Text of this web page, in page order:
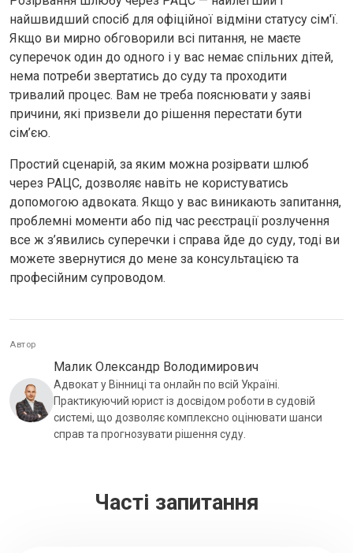
найшвидший спосіб для офіційної відміни статусу сім'ї.
Якщо ви мирно обговорили всі питання, не маєте
суперечок один до одного і у вас немає спільних дітей,
нема потреби звертатись до суду та проходити
тривалий процес. Вам не треба пояснювати у заяві
причини, які призвели до рішення перестати бути
сім’єю.
Простий сценарій, за яким можна розірвати шлюб
через РАЦС, дозволяє навіть не користуватись
допомогою адвоката. Якщо у вас виникають запитання,
проблемні моменти або під час реєстрації розлучення
все ж з’явились суперечки і справа йде до суду, тоді ви
можете звернутися до мене за консультацією та
професійним супроводом.
Автор
Малик Олександр Володимирович
Адвокат у Вінниці та онлайн по всій Україні.
Практикуючий юрист із досвідом роботи в судовій
системі, що дозволяє комплексно оцінювати шанси
справ та прогнозувати рішення суду.
Часті запитання